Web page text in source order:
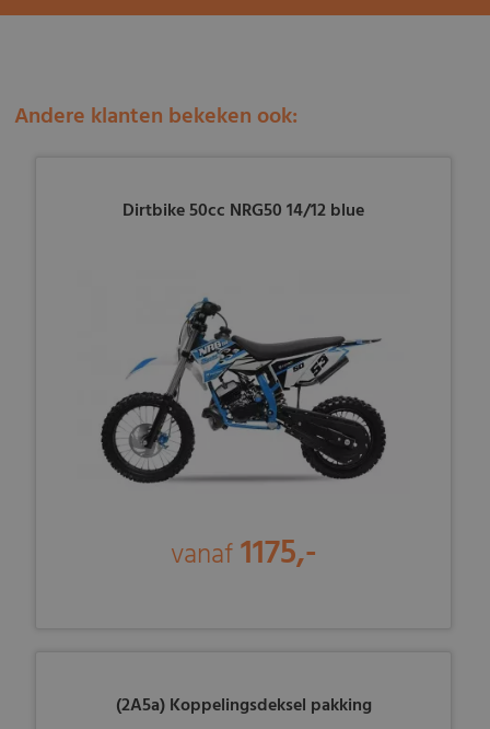
Andere klanten bekeken ook:
Dirtbike 50cc NRG50 14/12 blue
vanaf1175,-
(2A5a) Koppelingsdeksel pakking